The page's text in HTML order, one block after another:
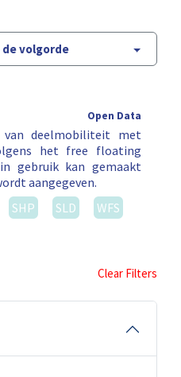
de volgorde
Open Data
van deelmobiliteit met
het free floating
gebruik kan gemaakt
aangegeven.
SHP SLD
WFS
Clear Filters